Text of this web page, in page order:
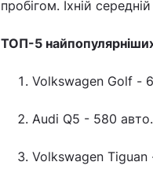
пробігом. Їхній
ТОП-5
Volkswagen Golf -
Audi Q5 - 580 авто.
Volkswagen Tiguan